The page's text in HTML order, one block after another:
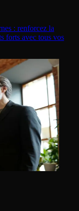
: renforcez la
forts avec tous vos